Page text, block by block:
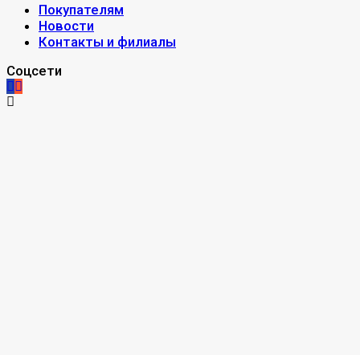
Покупателям
Новости
Контакты и филиалы
Соцсети